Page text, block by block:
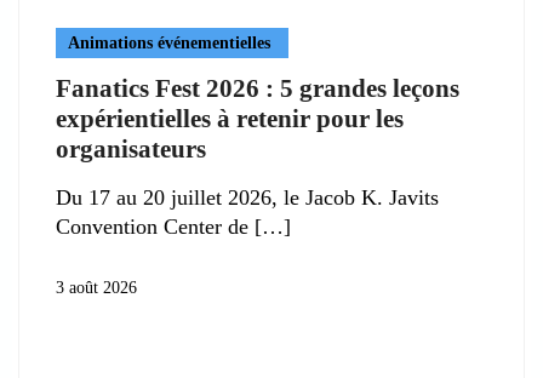
Animations événementielles
Fanatics Fest 2026 : 5 grandes leçons
expérientielles à retenir pour les
organisateurs
Du 17 au 20 juillet 2026, le Jacob K. Javits
Convention Center de
3 août 2026